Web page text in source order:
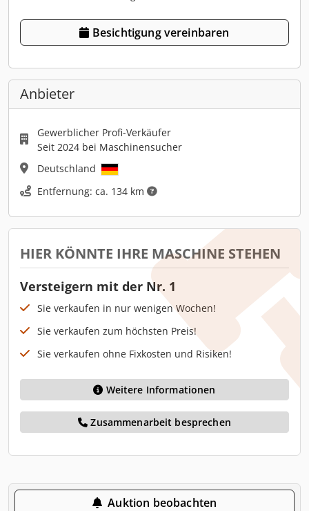
Besichtigung vereinbaren
Anbieter
Gewerblicher Profi-Verkäufer
Seit 2024 bei Maschinensucher
Deutschland
Entfernung: ca. 134 km
HIER KÖNNTE IHRE MASCHINE STEHEN
Versteigern mit der Nr. 1
Sie verkaufen in nur wenigen Wochen!
Sie verkaufen zum höchsten Preis!
Sie verkaufen ohne Fixkosten und Risiken!
Weitere Informationen
Zusammenarbeit besprechen
Auktion beobachten